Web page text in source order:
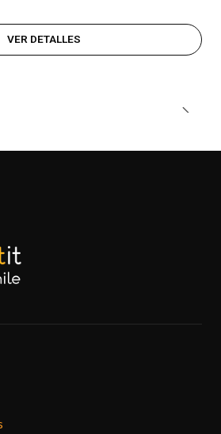
VER DETALLES